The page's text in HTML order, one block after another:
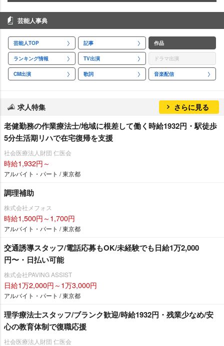
芸能人事典
芸能人TOP 記事 作品
ランキング情報 TV出演 ドラマ出演
CM出演 歌詞 音楽配信
求人特集 さらに見る
老健勤務の作業療法士/地域に根差して働く時給1932円・駅徒歩
5分生活期リハで在宅復帰を支援
社会医療法人財団 仁医会
時給1,932円～
アルバイト・パート / 東京都
調理補助
株式会社メフォス
時給1,500円～1,700円
アルバイト・パート / 東京都
交通誘導スタッフ/電話応募もOK/未経験でも日給1万2,000
円〜・日払い可能
株式会社PAVING ASSIST
日給1万2,000円～1万3,000円
アルバイト・パート / 東京都
理学療法士スタッフ/ブランク歓迎/時給1932円・残業少なめ/安
心の教育体制で復職応援
社会医療法人財団 仁医会